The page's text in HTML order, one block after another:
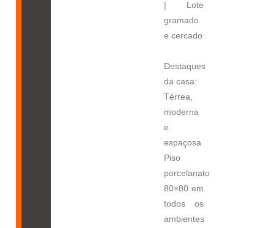
| Lote
gramado
e cercado
Destaques
da casa:
Térrea,
moderna
e
espaçosa
Piso
porcelanato
80×80 em
todos os
ambientes